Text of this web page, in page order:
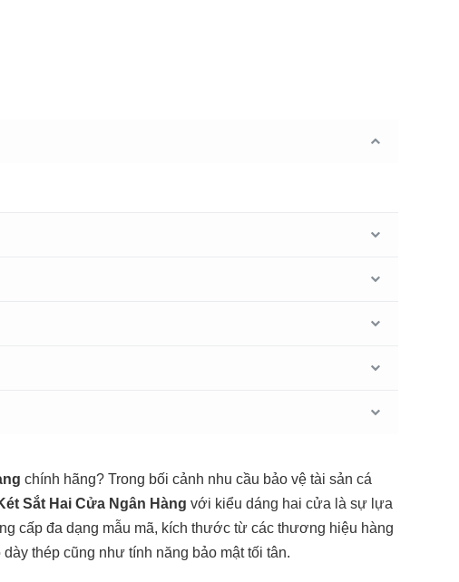
chính hãng? Trong bối cảnh nhu cầu bảo vệ tài sản cá
Sắt Hai Cửa Ngân Hàng với kiểu dáng hai cửa là sự lựa
cấp đa dạng mẫu mã, kích thước từ các thương hiệu hàng
thép cũng như tính năng bảo mật tối tân.